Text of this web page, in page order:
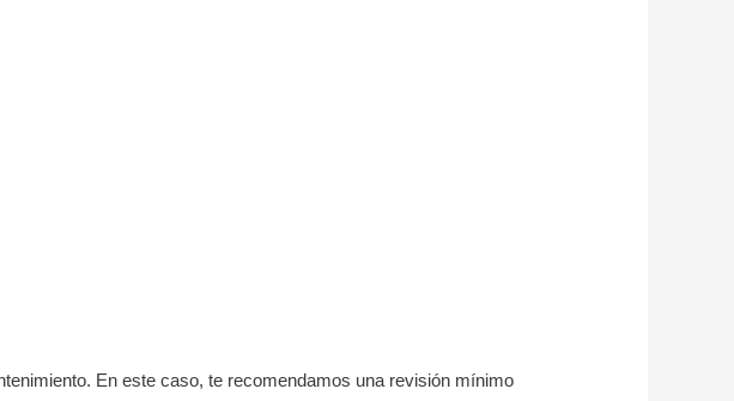
En este caso, te recomendamos una revisión mínimo